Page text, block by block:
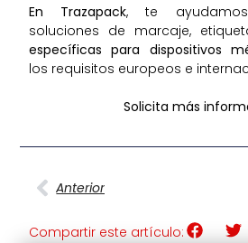
En Trazapack, te
soluciones de marcaje,
específicas para dispositivos
los requisitos europeos e
Solicita más
Anterior
Compartir este artículo: